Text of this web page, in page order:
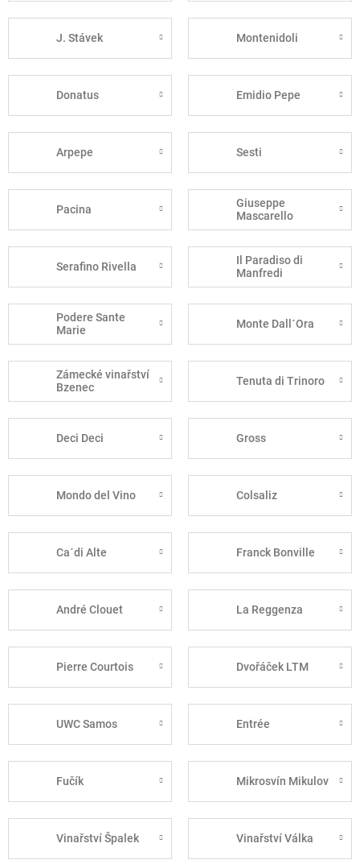
J. Stávek Montenidoli
Donatus Emidio Pepe
Arpepe Sesti
Pacina
Giuseppe
Mascarello
Serafino Rivella
Il Paradiso di
Manfredi
Podere Sante
Marie
Monte Dall´Ora
Zámecké vinařství
Bzenec
Tenuta di Trinoro
Deci Deci Gross
Mondo del Vino Colsaliz
Ca´di Alte Franck Bonville
André Clouet La Reggenza
Pierre Courtois Dvořáček LTM
UWC Samos Entrée
Fučík Mikrosvín Mikulov
Vinařství Špalek Vinařství Válka